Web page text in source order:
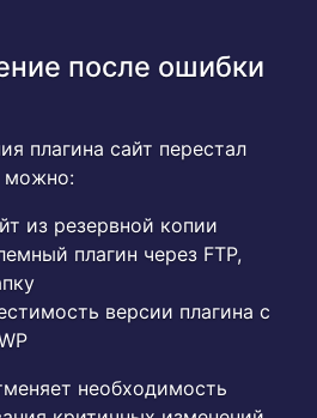
после ошибки
плагина сайт перестал
можно:
из резервной копии
плагин через FTP,
версии плагина с
необходимость